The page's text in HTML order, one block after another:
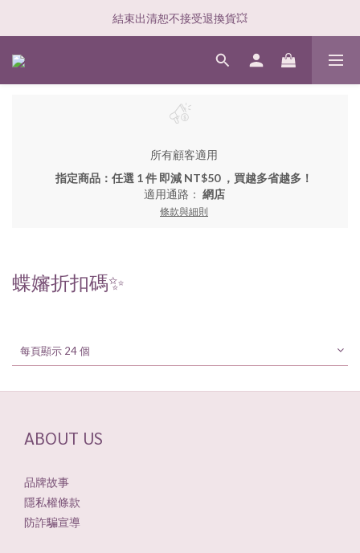
結束出清恕不接受退換貨💥
所有顧客適用
指定商品：任選 1 件 即減 NT$50 ，買越多省越多！
適用通路： 網店
條款與細則
蝶嬸折扣碼✨
每頁顯示 24 個
ABOUT US
品牌故事
隱私權條款
防詐騙宣導